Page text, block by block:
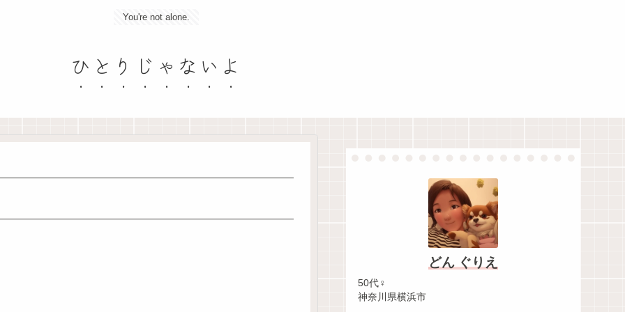
You're not alone.
ひとりじゃないよ
どん ぐりえ
50代♀
神奈川県横浜市